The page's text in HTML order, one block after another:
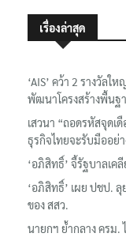
เรื่องล่าสุด
‘AIS’ คว้า 2 รางวัลใ
พัฒนาโครงสร้างพื้นฐ
เสวนา “ถอดรหัสจุดเ
ธุรกิจไทยจะรับมืออย่า
‘อภิสิทธิ์’ จี้รัฐบาลเค
‘อภิสิทธิ์’ เผย ปชป.
ของ สสว.
นายกฯ ย้ำกลาง ครม.